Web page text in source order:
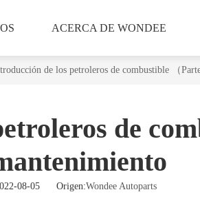
ACERCA DE WONDEE
de los petroleros de combustible （
de
08-05 Origen:Wondee Autoparts